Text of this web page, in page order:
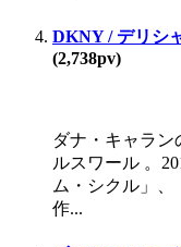
DKNY / デリシ
(2,738pv)
ダナ・キャラ
ルスワール 。
ム・シクル」
作...